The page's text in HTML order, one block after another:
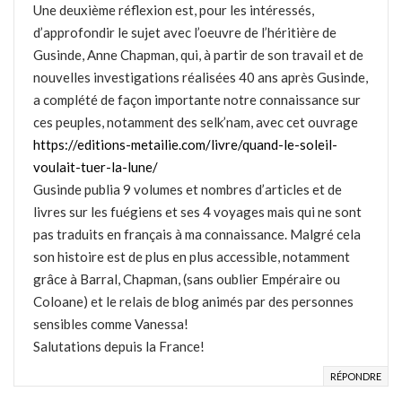
Une deuxième réflexion est, pour les intéressés,
d’approfondir le sujet avec l’oeuvre de l’héritière de
Gusinde, Anne Chapman, qui, à partir de son travail et de
nouvelles investigations réalisées 40 ans après Gusinde,
a complété de façon importante notre connaissance sur
ces peuples, notamment des selk’nam, avec cet ouvrage
https://editions-metailie.com/livre/quand-le-soleil-
voulait-tuer-la-lune/
Gusinde publia 9 volumes et nombres d’articles et de
livres sur les fuégiens et ses 4 voyages mais qui ne sont
pas traduits en français à ma connaissance. Malgré cela
son histoire est de plus en plus accessible, notamment
grâce à Barral, Chapman, (sans oublier Empéraire ou
Coloane) et le relais de blog animés par des personnes
sensibles comme Vanessa!
Salutations depuis la France!
RÉPONDRE